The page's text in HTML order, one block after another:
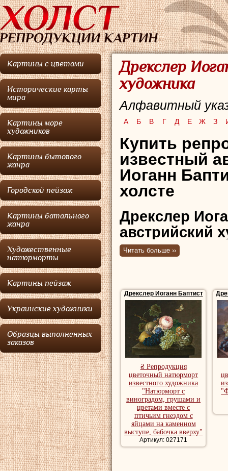
Картины с цветами
Исторические карты
мира
Картины море
художников
Картины бытового
жанра
Городской пейзаж
Картины батального
жанра
Художественные
натюрморты
Картины пейзаж
Украинские художники
Образцы выполненных
заказов
Дрекслер
художника
Алфавитный
А Б В Г Д Е Ж З
Купить
известный
Иоганн
холсте
Дрекслер
австрийский
Был
натюрморт с
Репродукции
купить
Читать больше ››
Дрекслер Иоганн Баптист
₴ Репродукция
цветочный натюрморт
известного художника
"Натюрморт с
виноградом, грушами и
цветами вместе с
птичьим гнездом с
яйцами на каменном
выступе, бабочка вверху"
Артикул: 027171